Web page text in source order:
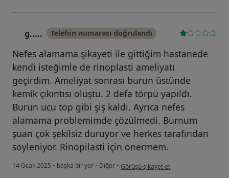
g..... Telefon numarası doğrulandı
Nefes alamama şikayeti ile gittiğim hastanede
kendi isteğimle de rinoplasti ameliyatı
geçirdim. Ameliyat sonrası burun üstünde
kemik çıkıntısı oluştu. 2 defa törpü yapıldı.
Burun ucu top gibi şiş kaldı. Ayrıca nefes
alamama problemimde çözülmedi. Burnum
şuan çok şekilsiz duruyor ve herkes tarafından
söyleniyor. Rinopilasti için önermem.
14 Ocak 2025 • başka bir yer • Diğer • kullanıcının görüşüne göre g.....
Görüşü şikayet et